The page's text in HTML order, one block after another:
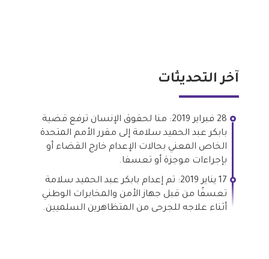
آخر التحديثات
28 فبراير 2019: منا لحقوق الإنسان ترفع قضية
بابكر عبد الحميد سلامة إلى مقرر الأمم المتحدة
الخاص المعني بحالات الإعدام خارج القضاء أو
بإجراءات موجزة أو تعسفا.
17 يناير 2019: تم إعدام بابكر عبد الحميد سلامة
تعسفًا من قبل جهاز الأمن والمخابرات الوطني
أثناء علاجه للجرحى من المتظاهرين السلميين.